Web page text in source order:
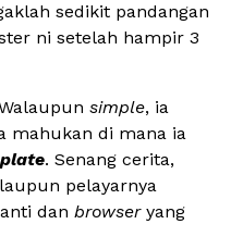
sedikit pandangan
ni setelah hampir 3
simple, ia
mahukan di mana ia
. Senang cerita,
pelayarnya
dan browseryang